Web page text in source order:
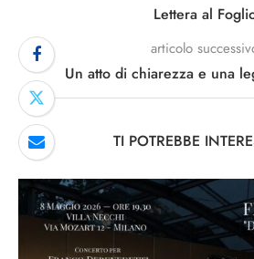
Lettera al
articolo
Un atto di chiarezza e una
TI POTREBBE